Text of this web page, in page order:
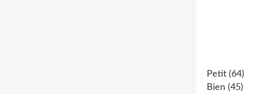
Petit (64)
Bien (45)